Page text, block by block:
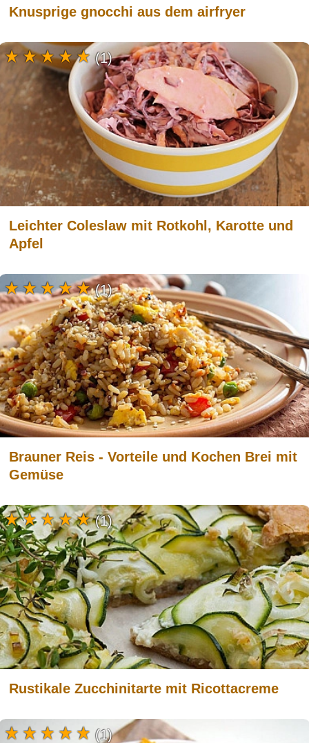
Knusprige gnocchi aus dem airfryer
Leichter Coleslaw mit Rotkohl, Karotte und
Apfel
(1)
Brauner Reis - Vorteile und Kochen Brei mit
Gemüse
(1)
Rustikale Zucchinitarte mit Ricottacreme
(1)
(1)